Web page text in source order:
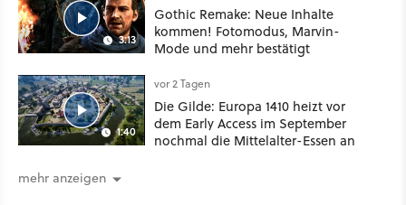
3:13
Gothic Remake: Neue Inhalte
kommen! Fotomodus, Marvin-
Mode und mehr bestätigt
1:40
vor 2 Tagen
Die Gilde: Europa 1410 heizt vor
dem Early Access im September
nochmal die Mittelalter-Essen an
mehr anzeigen